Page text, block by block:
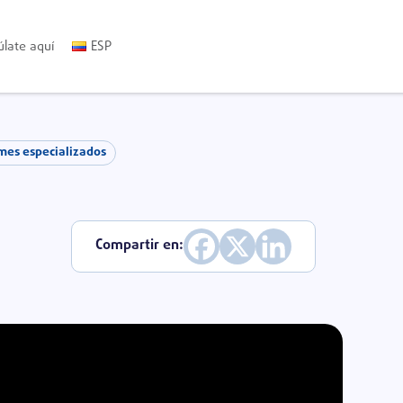
aquí ESP
especializados
Compartir en: